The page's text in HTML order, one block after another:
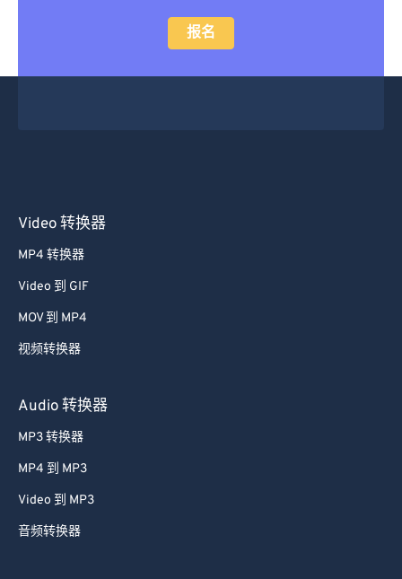
报名
Video 转换器
MP4 转换器
Video 到 GIF
MOV 到 MP4
视频转换器
Audio 转换器
MP3 转换器
MP4 到 MP3
Video 到 MP3
音频转换器